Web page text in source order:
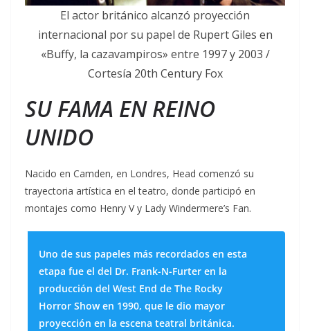
El actor británico alcanzó proyección
internacional por su papel de Rupert Giles en
«Buffy, la cazavampiros» entre 1997 y 2003 /
Cortesía 20th Century Fox
SU FAMA EN REINO
UNIDO
Nacido en Camden, en Londres, Head comenzó su
trayectoria artística en el teatro, donde participó en
montajes como Henry V y Lady Windermere’s Fan.
Uno de sus papeles más recordados en esta
etapa fue el del Dr. Frank-N-Furter en la
producción del West End de The Rocky
Horror Show en 1990, que le dio mayor
proyección en la escena teatral británica.